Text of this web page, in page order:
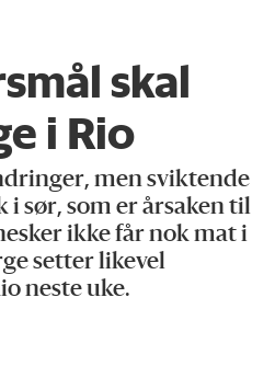
skal
i Rio
men sviktende
i sør, som er årsaken til
ikke får nok mat i
setter likevel
neste uke.